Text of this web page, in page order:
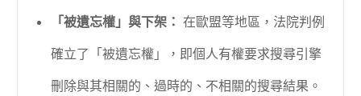
「被遺忘權」與下架： 在歐盟等地區，法院判例
確立了「被遺忘權」，即個人有權要求搜尋引擎
刪除與其相關的、過時的、不相關的搜尋結果。